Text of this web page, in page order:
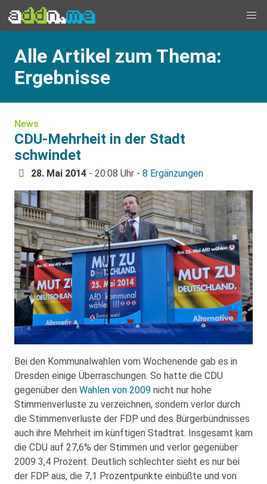
Alle Artikel zum Thema:
Ergebnisse
News
CDU-Mehrheit in der Stadt
schwindet
28. Mai 2014 - 20:08 Uhr - 8 Ergänzungen
Bei den Kommunalwahlen vom Wochenende gab es in
Dresden einige Überraschungen. So hatte die CDU
gegenüber den Wahlen von 2009 nicht nur hohe
Stimmenverluste zu verzeichnen, sondern verlor durch
die Stimmenverluste der FDP und des Bürgerbündnisses
auch ihre Mehrheit im künftigen Stadtrat. Insgesamt kam
die CDU auf 27,6% der Stimmen und verlor gegenüber
2009 3,4 Prozent. Deutlich schlechter sieht es nur bei
der FDP aus, die 7,1 Prozentpunkte einbüßte und von